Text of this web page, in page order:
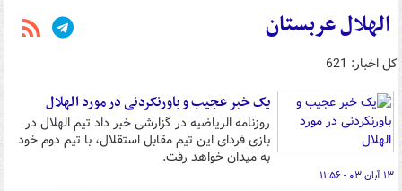
الهلال عربستان
کل اخبار: 621
یک خبر عجیب و باورنکردنی در مورد الهلال
روزنامه الریاضیه در گزارشی خبر داد تیم الهلال در
بازی فردای این تیم مقابل استقلال، با تیم دوم خود
به میدان خواهد رفت.
۱۳ آبان ۰۳ - ۱۱:۵۶